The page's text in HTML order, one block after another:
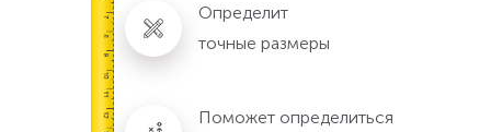
Определит
точные размеры
Поможет определиться